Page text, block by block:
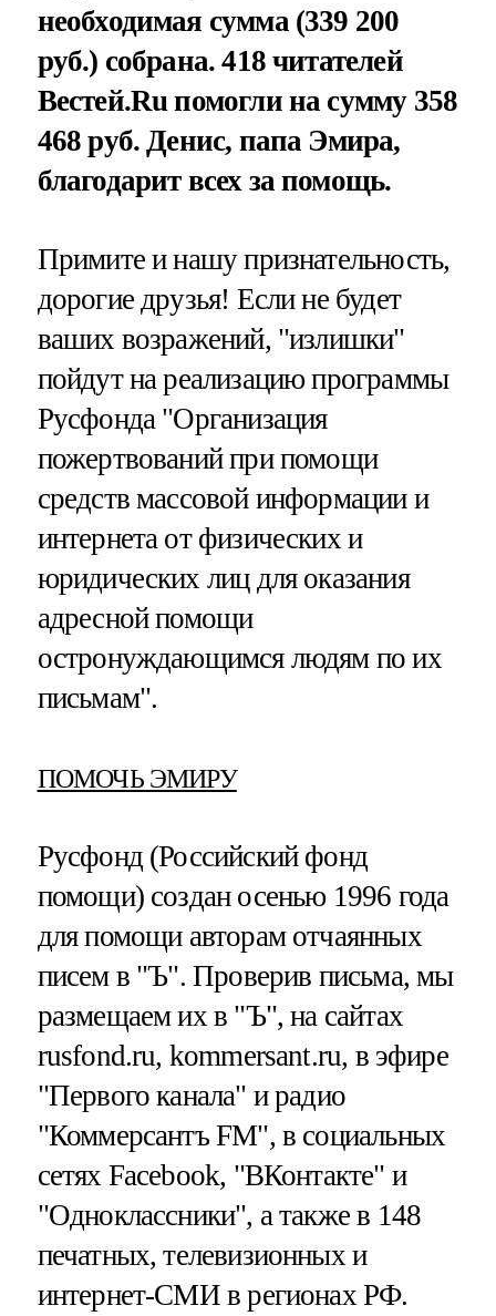
необходимая сумма (339 200
руб.) собрана. 418 читателей
Вестей.Ru помогли на сумму 358
468 руб. Денис, папа Эмира,
благодарит всех за помощь.
Примите и нашу признательность,
дорогие друзья! Если не будет
ваших возражений, "излишки"
пойдут на реализацию программы
Русфонда "Организация
пожертвований при помощи
средств массовой информации и
интернета от физических и
юридических лиц для оказания
адресной помощи
остронуждающимся людям по их
письмам".
ПОМОЧЬ ЭМИРУ
Русфонд (Российский фонд
помощи) создан осенью 1996 года
для помощи авторам отчаянных
писем в "Ъ". Проверив письма, мы
размещаем их в "Ъ", на сайтах
rusfond.ru, kommersant.ru, в эфире
"Первого канала" и радио
"Коммерсантъ FM", в социальных
сетях Facebook, "ВКонтакте" и
"Одноклассники", а также в 148
печатных, телевизионных и
интернет-СМИ в регионах РФ.